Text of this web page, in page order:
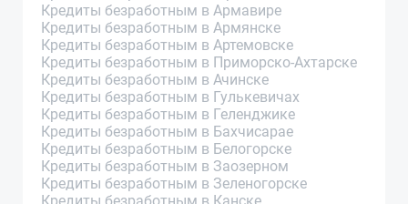
Кредиты безработным в Армавире
Кредиты безработным в Армянске
Кредиты безработным в Артемовске
Кредиты безработным в Приморско-Ахтарске
Кредиты безработным в Ачинске
Кредиты безработным в Гулькевичах
Кредиты безработным в Геленджике
Кредиты безработным в Бахчисарае
Кредиты безработным в Белогорске
Кредиты безработным в Заозерном
Кредиты безработным в Зеленогорске